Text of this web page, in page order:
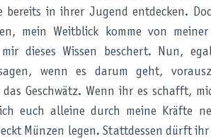
bereits in ihrer Jugend entdecken.
mein Weitblick komme von
dieses Wissen beschert. Nun,
wenn es darum geht,
Geschwätz. Wenn ihr es schafft,
euch alleine durch meine Kräfte
Münzen legen. Stattdessen dürft